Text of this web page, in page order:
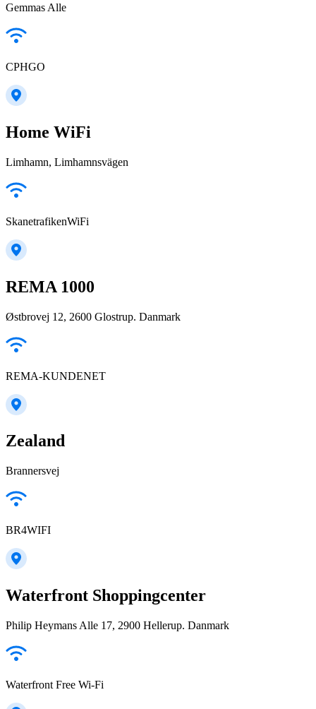
Gemmas Alle
CPHGO
Home WiFi
Limhamn, Limhamnsvägen
SkanetrafikenWiFi
REMA 1000
Østbrovej 12, 2600 Glostrup. Danmark
REMA-KUNDENET
Zealand
Brannersvej
BR4WIFI
Waterfront Shoppingcenter
Philip Heymans Alle 17, 2900 Hellerup. Danmark
Waterfront Free Wi-Fi